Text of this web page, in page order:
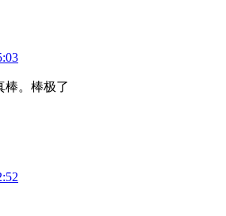
棒。棒极了